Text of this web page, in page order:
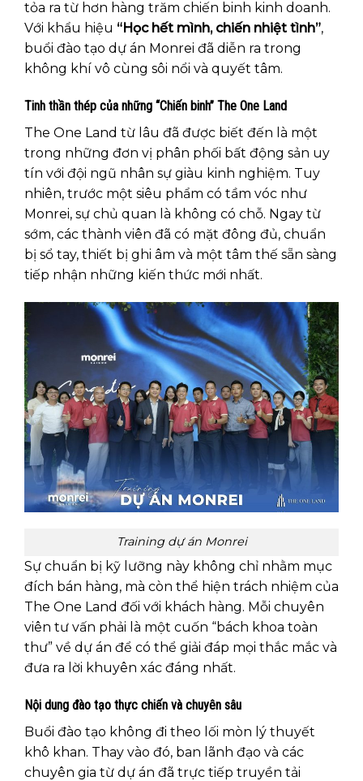
tỏa ra từ hơn hàng trăm chiến binh kinh doanh.
Với khẩu hiệu “Học hết mình, chiến nhiệt tình”,
buổi đào tạo dự án Monrei đã diễn ra trong
không khí vô cùng sôi nổi và quyết tâm.
Tinh thần thép của những “Chiến binh” The One Land
The One Land từ lâu đã được biết đến là một
trong những đơn vị phân phối bất động sản uy
tín với đội ngũ nhân sự giàu kinh nghiệm. Tuy
nhiên, trước một siêu phẩm có tầm vóc như
Monrei, sự chủ quan là không có chỗ. Ngay từ
sớm, các thành viên đã có mặt đông đủ, chuẩn
bị sổ tay, thiết bị ghi âm và một tâm thế sẵn sàng
tiếp nhận những kiến thức mới nhất.
Training dự án Monrei
Sự chuẩn bị kỹ lưỡng này không chỉ nhằm mục
đích bán hàng, mà còn thể hiện trách nhiệm của
The One Land đối với khách hàng. Mỗi chuyên
viên tư vấn phải là một cuốn “bách khoa toàn
thư” về dự án để có thể giải đáp mọi thắc mắc và
đưa ra lời khuyên xác đáng nhất.
Nội dung đào tạo thực chiến và chuyên sâu
Buổi đào tạo không đi theo lối mòn lý thuyết
khô khan. Thay vào đó, ban lãnh đạo và các
chuyên gia từ dự án đã trực tiếp truyền tải